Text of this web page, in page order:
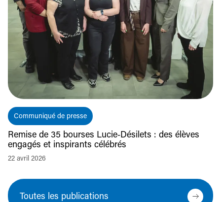
Communiqué de presse
Remise de 35 bourses Lucie‑Désilets : des élèves
engagés et inspirants célébrés
22 avril 2026
Toutes les publications